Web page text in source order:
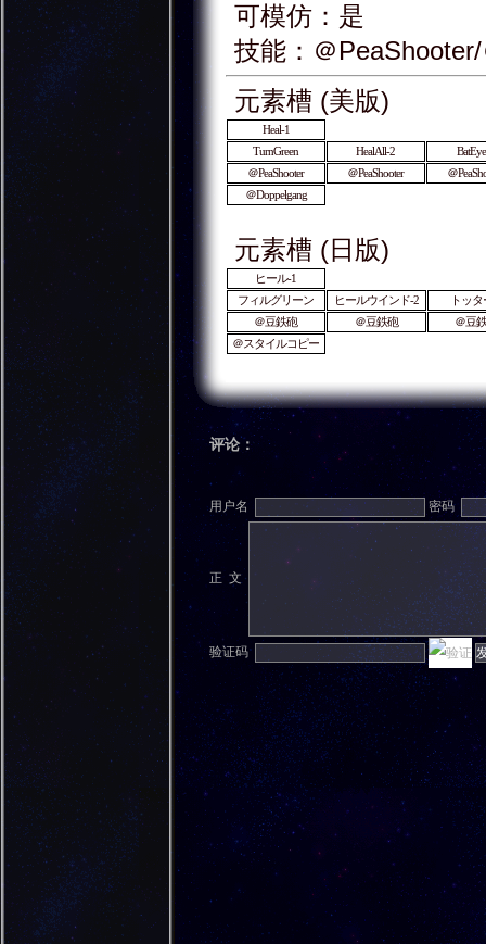
可模仿：是
技能：＠
元素槽 (美版)
Heal-1
TurnGreen
HealAll-2
＠PeaShooter
＠PeaShooter
＠
＠Doppelgang
元素槽 (日版)
ヒール-1
フィルグリーン
ヒールウインド-2
トッ
＠豆鉄砲
＠豆鉄砲
＠豆
＠スタイルコピー
评论：
用户名 密码
正 文
验证码